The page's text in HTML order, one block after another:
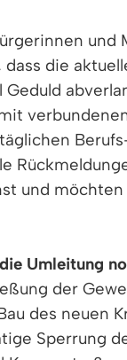
und
dass die
und
Umleitung
der
des neuen
Sperrung